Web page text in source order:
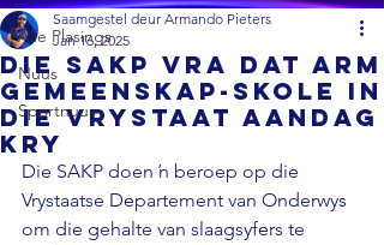
Alle Plasings
Nuus
Sportnuus
Die SAKP vra dat arm
gemeenskap-skole in
die Vrystaat aandag
kry
Saamgestel deur Armando Pieters
Jan 16, 2025
Die SAKP doen ŉ beroep op die
Vrystaatse Departement van Onderwys
om die gehalte van slaagsyfers te